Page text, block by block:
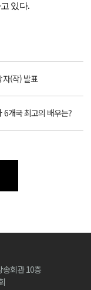
있다.
(작) 발표
6개국 최고의 배우는?
송회관 10층